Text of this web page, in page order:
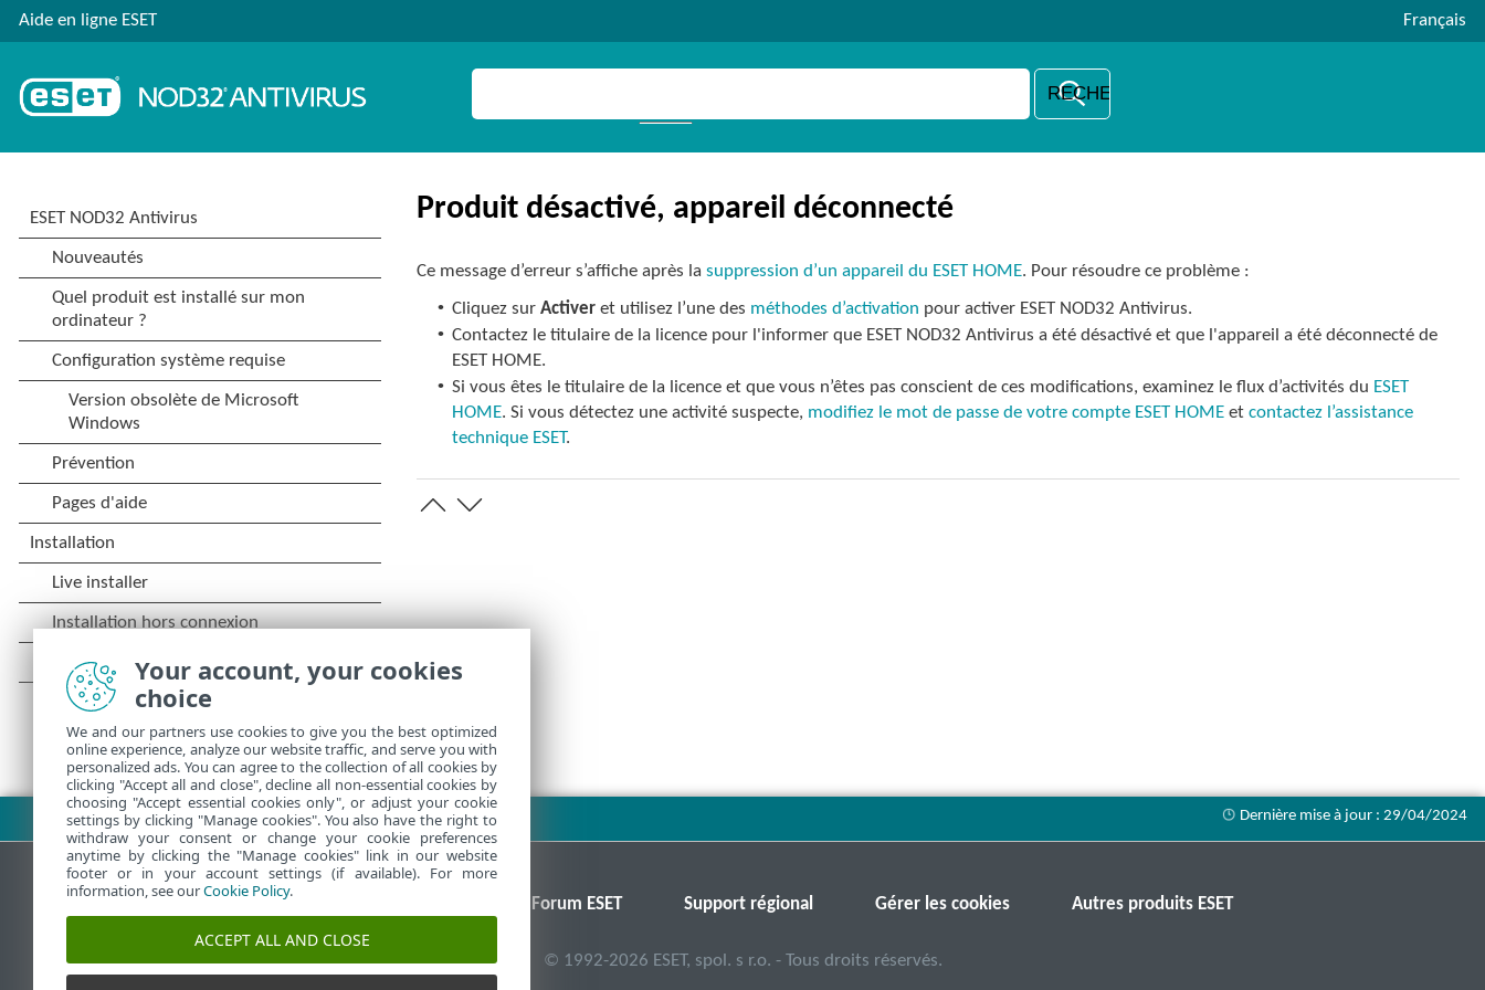
Aide en ligne ESET Français
Produit désactivé, appareil déconnecté
Ce message d’erreur s’affiche après lasuppression d’un appareil du ESET HOME. Pour résoudre ce problème :
• Cliquez surActiver et utilisez l’une des méthodes d’activation pour activer ESET NOD32 Antivirus.
• Contactez le titulaire de la licence pour l'informer que ESET NOD32 Antivirus a été désactivé et que l'appareil a été déconnecté de
ESET HOME.
• Si vous êtes le titulaire de la licence et que vous n’êtes pas conscient de ces modifications, examinez le flux d’activités du ESET
HOME. Si vous détectez une activité suspecte, modifiez le mot de passe de votre compte ESET HOME etcontactez l’assistance
technique ESET.
Télécharger le fichier PDF
Base de connaissances ESET Forum ESET Support régional Gérer les cookies Autres produits ESET
© 1992-2026 ESET, spol. s r.o. - Tous droits réservés.
Your account, your cookies
choice
We and our partners use cookies to give you the best optimized
online experience, analyze our website traffic, and serve you with
personalized ads. You can agree to the collection of all cookies by
clicking "Accept all and close", decline all non-essential cookies by
choosing "Accept essential cookies only", or adjust your cookie
settings by clicking "Manage cookies". You also have the right to
withdraw your consent or change your cookie preferences
anytime by clicking the "Manage cookies" link in our website
footer or in your account settings (if available). For more
information, see ourCookie Policy.
ACCEPT ALL AND CLOSE